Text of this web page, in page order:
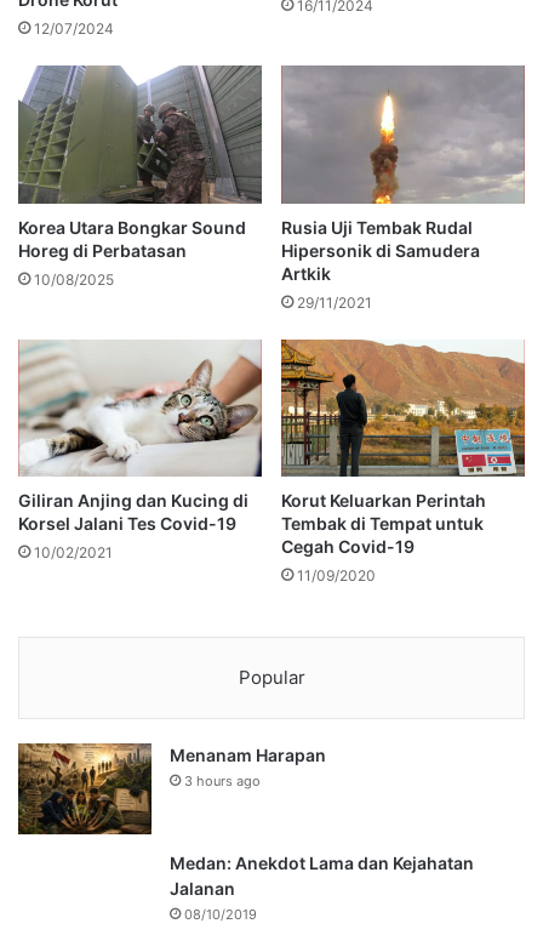
12/07/2024
16/11/2024
Korea Utara Bongkar Sound
Horeg di Perbatasan
10/08/2025
Rusia Uji Tembak Rudal
Hipersonik di Samudera
Artkik
29/11/2021
Giliran Anjing dan Kucing di
Korsel Jalani Tes Covid-19
10/02/2021
Korut Keluarkan Perintah
Tembak di Tempat untuk
Cegah Covid-19
11/09/2020
Popular
Menanam Harapan
3 hours ago
Medan: Anekdot Lama dan Kejahatan
Jalanan
08/10/2019